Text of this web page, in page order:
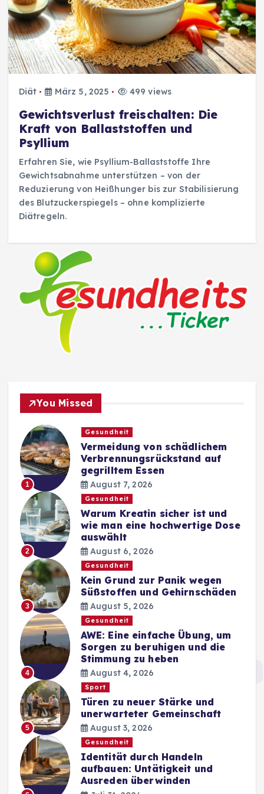
Diät März 5, 2025 499 views
Gewichtsverlust freischalten: Die
Kraft von Ballaststoffen und
Psyllium
Erfahren Sie, wie Psyllium-Ballaststoffe Ihre
Gewichtsabnahme unterstützen – von der
Reduzierung von Heißhunger bis zur Stabilisierung
des Blutzuckerspiegels – ohne komplizierte
Diätregeln.
You Missed
1
Gesundheit
Vermeidung von schädlichem
Verbrennungsrückstand auf
gegrilltem Essen
August 7, 2026
2
Gesundheit
Warum Kreatin sicher ist und
wie man eine hochwertige Dose
auswählt
August 6, 2026
3
Gesundheit
Kein Grund zur Panik wegen
Süßstoffen und Gehirnschäden
August 5, 2026
4
Gesundheit
AWE: Eine einfache Übung, um
Sorgen zu beruhigen und die
Stimmung zu heben
August 4, 2026
5
Sport
Türen zu neuer Stärke und
unerwarteter Gemeinschaft
August 3, 2026
Gesundheit
Identität durch Handeln
aufbauen: Untätigkeit und
Ausreden überwinden